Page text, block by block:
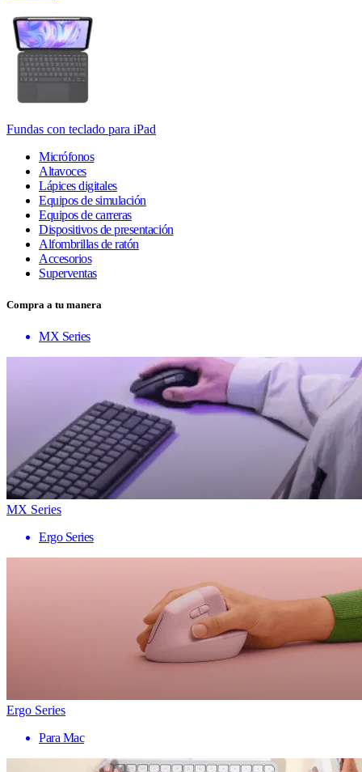
Fundas con teclado para iPad
Micrófonos
Altavoces
Lápices digitales
Equipos de simulación
Equipos de carreras
Dispositivos de presentación
Alfombrillas de ratón
Accesorios
Superventas
Compra a tu manera
MX Series
MX Series
Ergo Series
Ergo Series
Para Mac